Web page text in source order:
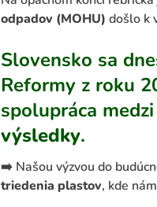
odpadov (MOHU) došlo k
Slovensko sa
Reformy z roku
spolupráca
výsledky.
➡️ Našou výzvou do
triedenia plastov, kde